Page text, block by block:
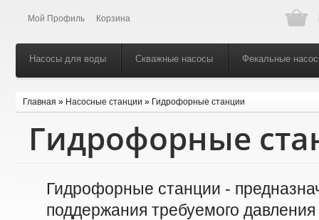
Мой Профиль Корзина
Насосы для воды Скважные насосы Фекальные
Главная » Насосные станции » Гидрофорные станции
Гидрофорные
Гидрофорные станции -
поддержания требуемого